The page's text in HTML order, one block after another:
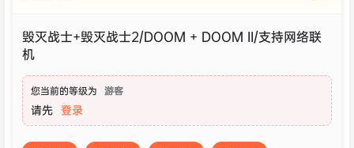
毁灭战士+毁灭战士2/DOOM + DOOM II/支持网络联
机
您当前的等级为 游客
请先 登录